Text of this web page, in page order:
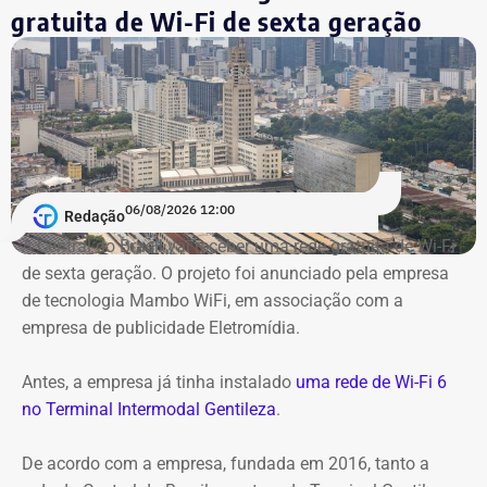
gratuita de Wi-Fi de sexta geração
Redação06/08/2026 12:00
A Central do Brasil vai receber uma rede gratuita de Wi-Fi
de sexta geração. O projeto foi anunciado pela empresa
de tecnologia Mambo WiFi, em associação com a
empresa de publicidade Eletromídia.
Antes, a empresa já tinha instalado uma rede de Wi-Fi 6
no Terminal Intermodal Gentileza.
De acordo com a empresa, fundada em 2016, tanto a